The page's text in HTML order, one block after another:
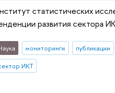
статистических
развития сектора
мониторинги публикации
ИКТ